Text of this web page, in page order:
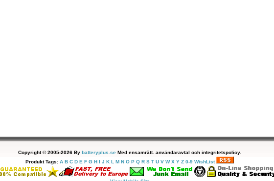
Copyright © 2005-2026 By batteryplus.se Med ensamrätt. användaravtal och integritetspolicy.
Produkt Tags: A B C D E F G H I J K L M N O P Q R S T U V W X Y Z 0-9 WishList